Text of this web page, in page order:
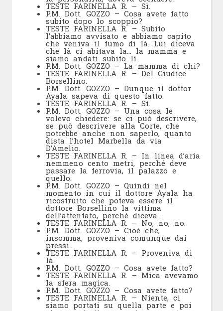
TESTE FARINELLA R. – Sì.
P.M. Dott. GOZZO – Cosa avete fatto
subito dopo lo scoppio?
TESTE FARINELLA R. – Subito
l’abbiamo avvisato e abbiamo capito
che veniva il fumo di là. Lui diceva
che là ci abitava la… la mamma e
siamo andati subito lì.
P.M. Dott. GOZZO – La mamma di chi?
TESTE FARINELLA R. – Del Giudice
Borsellino.
P.M. Dott. GOZZO – Dunque il dottor
Ayala sapeva di questo fatto.
TESTE FARINELLA R. – Sì.
P.M. Dott. GOZZO – Una cosa le
volevo chiedere: se ci può descrivere,
se può descrivere alla Corte, che
potrebbe anche non saperlo, quanto
dista l’hotel Marbella da via
D’Amelio.
TESTE FARINELLA R. – In linea d’aria
nemmeno cento metri, perché deve
passare la ferrovia, il palazzo e
quello.
P.M. Dott. GOZZO – Quindi nel
momento in cui il dottore Ayala ha
ricostruito che poteva essere il
dottore Borsellino la vittima
dell’attentato, perché diceva…
TESTE FARINELLA R. – No, no, no.
P.M. Dott. GOZZO – Cioè che,
insomma, proveniva comunque dai
pressi…
TESTE FARINELLA R. – Proveniva di
là.
P.M. Dott. GOZZO – Cosa avete fatto?
TESTE FARINELLA R. – Mica avevamo
la sfera magica.
P.M. Dott. GOZZO – Cosa avete fatto?
TESTE FARINELLA R. – Niente, ci
siamo portati su quella parte e poi